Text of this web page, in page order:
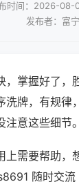
时间：2026-08-
发布者：富
，掌握好了，
洗牌，有规律
意这些细节。
上需要帮助，
随时交流